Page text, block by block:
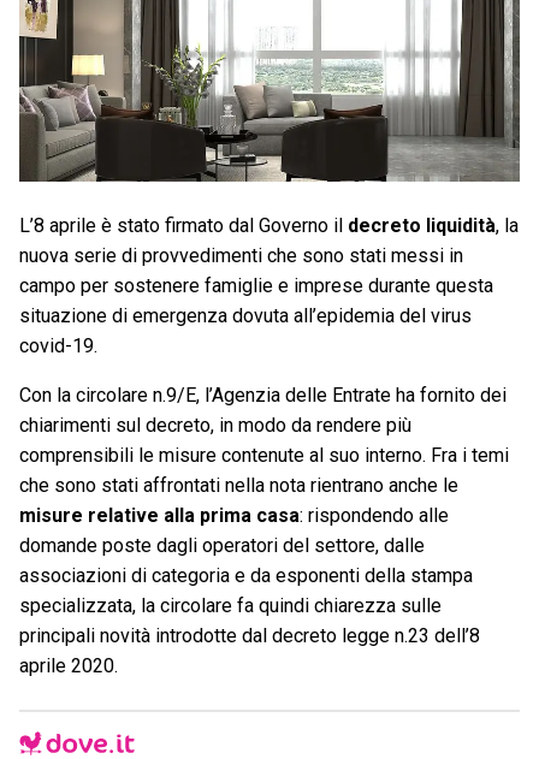
L’8 aprile è stato firmato dal Governo il decreto liquidità, la
nuova serie di provvedimenti che sono stati messi in
campo per sostenere famiglie e imprese durante questa
situazione di emergenza dovuta all’epidemia del virus
covid-19.
Con la circolare n.9/E, l’Agenzia delle Entrate ha fornito dei
chiarimenti sul decreto, in modo da rendere più
comprensibili le misure contenute al suo interno. Fra i temi
che sono stati affrontati nella nota rientrano anche le
misure relative alla prima casa: rispondendo alle
domande poste dagli operatori del settore, dalle
associazioni di categoria e da esponenti della stampa
specializzata, la circolare fa quindi chiarezza sulle
principali novità introdotte dal decreto legge n.23 dell’8
aprile 2020.